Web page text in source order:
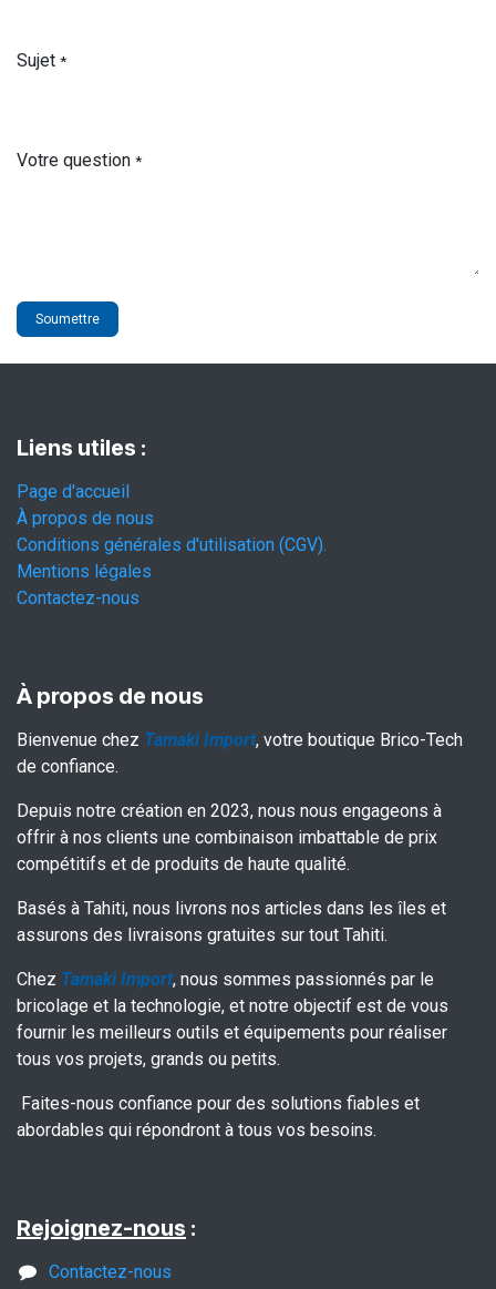
Sujet *
Votre question *
Soumettre
Liens utiles :
Page d'accueil
À propos de nous
Conditions générales d'utilisation (CGV).
Mentions légales
Contactez-nous
À propos de nous
Bienvenue chez Tamaki Import, votre boutique Brico-Tech
de confiance.
Depuis notre création en 2023, nous nous engageons à
offrir à nos clients une combinaison imbattable de prix
compétitifs et de produits de haute qualité.
Basés à Tahiti, nous livrons nos articles dans les îles et
assurons des livraisons gratuites sur tout Tahiti.
Chez Tamaki Import, nous sommes passionnés par le
bricolage et la technologie, et notre objectif est de vous
fournir les meilleurs outils et équipements pour réaliser
tous vos projets, grands ou petits.
Faites-nous confiance pour des solutions fiables et
abordables qui répondront à tous vos besoins.
Rejoignez-nous :
Contactez-nous